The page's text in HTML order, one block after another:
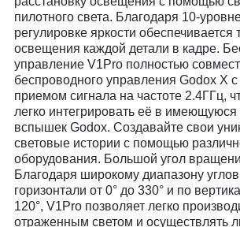
пилотного света. Благодаря 10-
регулировке яркости обеспечивается
освещения каждой детали в кадре.
управление V1Pro полностью
беспроводного управления Godox X
приемом сигнала на частоте 2.4ГГц,
легко интегрировать её в имеющуюся
вспышек Godox. Создавайте свои
световые истории с помощью
оборудования. Большой угол
Благодаря широкому диапазону
горизонтали от 0° до 330° и по
120°, V1Pro позволяет легко
отраженным светом и осуществлять